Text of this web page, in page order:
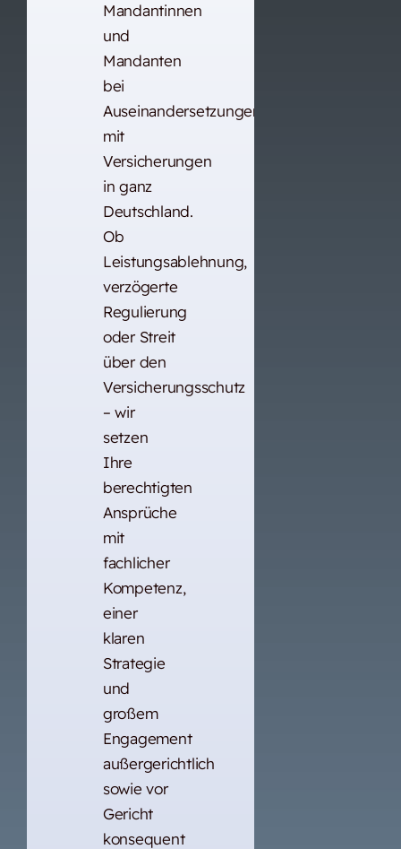
Mandantinnen
und
Mandanten
bei
Auseinandersetzungen
mit
Versicherungen
in ganz
Deutschland.
Ob
Leistungsablehnung,
verzögerte
Regulierung
oder Streit
über den
Versicherungsschutz
– wir
setzen
Ihre
berechtigten
Ansprüche
mit
fachlicher
Kompetenz,
einer
klaren
Strategie
und
großem
Engagement
außergerichtlich
sowie vor
Gericht
konsequent